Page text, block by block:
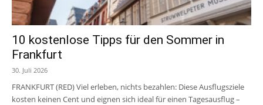
10 kostenlose Tipps für den Sommer in
Frankfurt
30. Juli 2026
FRANKFURT (RED) Viel erleben, nichts bezahlen: Diese Ausflugsziele
kosten keinen Cent und eignen sich ideal für einen Tagesausflug –